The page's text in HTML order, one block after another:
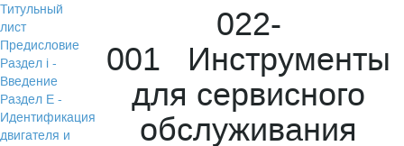
Титульный
лист
Предисловие
Раздел i -
Введение
Раздел Е -
Идентификация
двигателя и
022-
001 Инструменты
для сервисного
обслуживания